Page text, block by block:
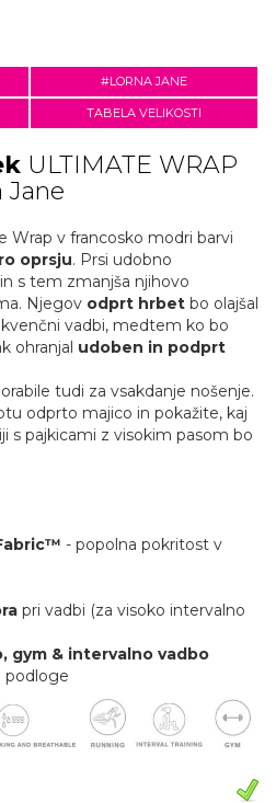
#LORNA JANE
TABELA VELIKOSTI
ULTIMATE WRAP
Jane
Wrap v francosko modri barvi
oprsju. Prsi udobno
s tem zmanjša njihovo
Njegov odprt hrbet bo olajšal
vadbi, medtem ko bo
ohranjal udoben in podprt
tudi za vsakdanje nošenje.
odprto majico in pokažite, kaj
s pajkicami z visokim pasom bo
- popolna pokritost v
pri vadbi (za visoko intervalno
gym & intervalno vadbo
podloge